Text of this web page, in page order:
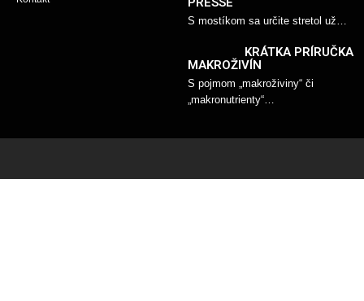
S mostíkom sa určite stretol už…
KRÁTKA PRÍRUČKA
MAKROŽIVÍN
S pojmom „makroživiny“ či
„makronutrienty“…